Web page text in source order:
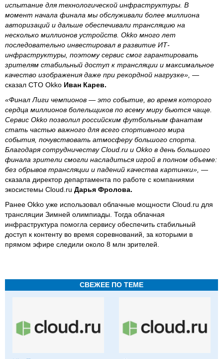
испытание для технологической инфраструктуры. В
момент начала финала мы обслуживали более миллиона
авторизаций и дальше обеспечивали трансляцию на
несколько миллионов устройств. Okko много лет
последовательно инвестировал в развитие ИТ-
инфраструктуры, поэтому сервис смог гарантировать
зрителям стабильный доступ к трансляции и максимальное
качество изображения даже при рекордной нагрузке», —
сказал CTO Okko Иван Карев.
«Финал Лиги чемпионов — это событие, во время которого
сердца миллионов болельщиков по всему миру бьются чаще.
Сервис Okko позволил российским футбольным фанатам
стать частью важного для всего спортивного мира
события, почувствовать атмосферу большого спорта.
Благодаря сотрудничеству Cloud.ru и Okko в день большого
финала зрители смогли насладиться игрой в полном объеме:
без обрывов трансляции и падений качества картинки», —
сказала директор департамента по работе с компаниями
экосистемы Cloud.ru Дарья Фролова.
Ранее Okko уже использовал облачные мощности Cloud.ru для
трансляции Зимней олимпиады. Тогда облачная
инфраструктура помогла сервису обеспечить стабильный
доступ к контенту во время соревнований, за которыми в
прямом эфире следили около 8 млн зрителей.
СВЕЖЕЕ ПО ТЕМЕ